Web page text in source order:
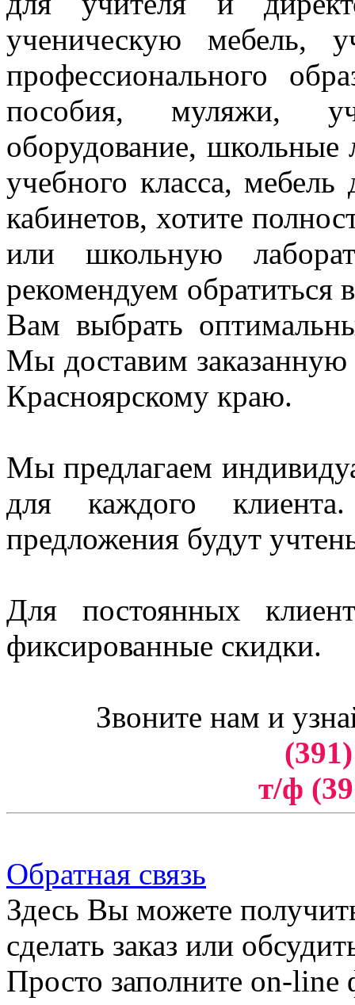
ученическую мебель,
профессионального
пособия, муляжи,
оборудование, школьные
учебного класса,
кабинетов, хотите
или школьную
рекомендуем
Вам выбрать
Мы доставим
Красноярскому краю.
Мы предлагаем
для каждого
предложения будут
Для постоянных
фиксированные скидки.
Звоните нам и
т/ф
Обратная связь
Здесь Вы можете
сделать заказ или
Просто заполните on-